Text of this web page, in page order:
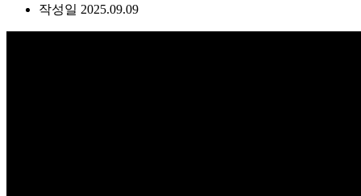
작성일 2025.09.09